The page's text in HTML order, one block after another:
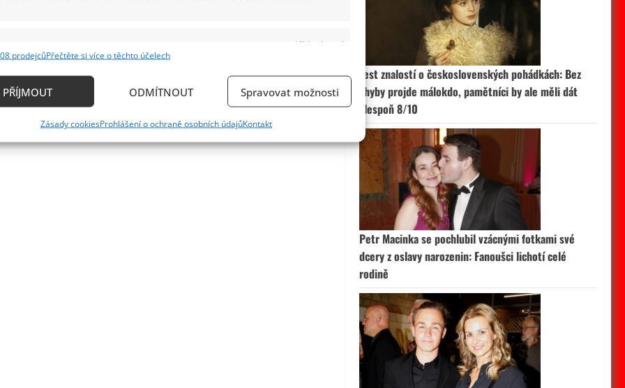
Vždy aktivní
zařízení na základě automaticky přenášených informací.
aktivně požadovaných informací.
prodejcůPřečtěte si více o těchto účelech
PŘÍJMOUT ODMÍTNOUT Spravovat možnosti
Zásady cookiesProhlášení o ochraně osobních údajůKontakt
Test znalostí o československých pohádkách: Bez
chyby projde málokdo, pamětníci by ale měli dát
alespoň 8/10
Petr Macinka se pochlubil vzácnými fotkami své
dcery z oslavy narozenin: Fanoušci lichotí celé
rodině